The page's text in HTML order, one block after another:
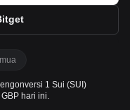
1 Sui (SUI)
hari ini.